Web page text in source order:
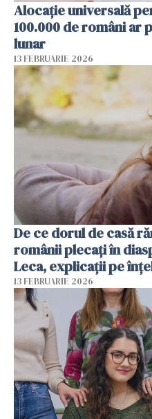
Alocație universală
100.000 de români ar
lunar
13 FEBRUARIE 2026
De ce dorul de casă
românii plecați în
Leca, explicații pe
13 FEBRUARIE 2026